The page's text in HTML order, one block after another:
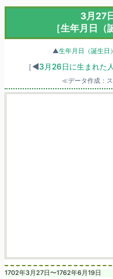
3月27
［生年月日（
▲生年月日（誕生日
［◀3月26日に生まれた
≪データ作成：
1702年3月27日〜1762年6月19日